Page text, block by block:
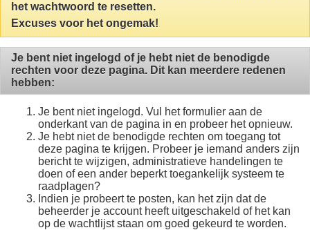
het wachtwoord te resetten.
Excuses voor het ongemak!
Je bent niet ingelogd of je hebt niet de benodigde
rechten voor deze pagina. Dit kan meerdere redenen
hebben:
Je bent niet ingelogd. Vul het formulier aan de
onderkant van de pagina in en probeer het opnieuw.
Je hebt niet de benodigde rechten om toegang tot
deze pagina te krijgen. Probeer je iemand anders zijn
bericht te wijzigen, administratieve handelingen te
doen of een ander beperkt toegankelijk systeem te
raadplagen?
Indien je probeert te posten, kan het zijn dat de
beheerder je account heeft uitgeschakeld of het kan
op de wachtlijst staan om goed gekeurd te worden.